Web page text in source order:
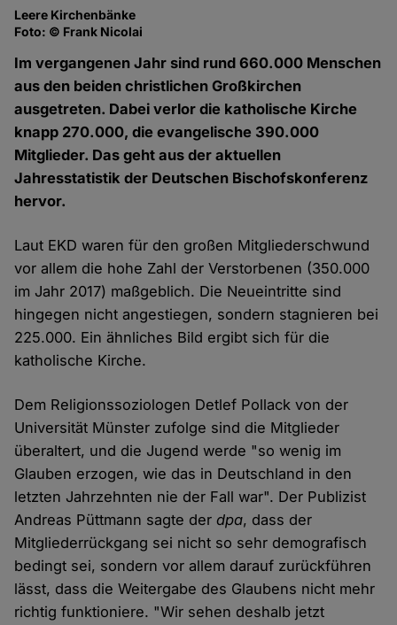
Leere Kirchenbänke
Foto: © Frank Nicolai
Im vergangenen Jahr sind rund 660.000 Menschen
aus den beiden christlichen Großkirchen
ausgetreten. Dabei verlor die katholische Kirche
knapp 270.000, die evangelische 390.000
Mitglieder. Das geht aus der aktuellen
Jahresstatistik der Deutschen Bischofskonferenz
hervor.
Laut EKD waren für den großen Mitgliederschwund
vor allem die hohe Zahl der Verstorbenen (350.000
im Jahr 2017) maßgeblich. Die Neueintritte sind
hingegen nicht angestiegen, sondern stagnieren bei
225.000. Ein ähnliches Bild ergibt sich für die
katholische Kirche.
Dem Religionssoziologen Detlef Pollack von der
Universität Münster zufolge sind die Mitglieder
überaltert, und die Jugend werde "so wenig im
Glauben erzogen, wie das in Deutschland in den
letzten Jahrzehnten nie der Fall war". Der Publizist
Andreas Püttmann sagte derdpa, dass der
Mitgliederrückgang sei nicht so sehr demografisch
bedingt sei, sondern vor allem darauf zurückführen
lässt, dass die Weitergabe des Glaubens nicht mehr
richtig funktioniere. "Wir sehen deshalb jetzt